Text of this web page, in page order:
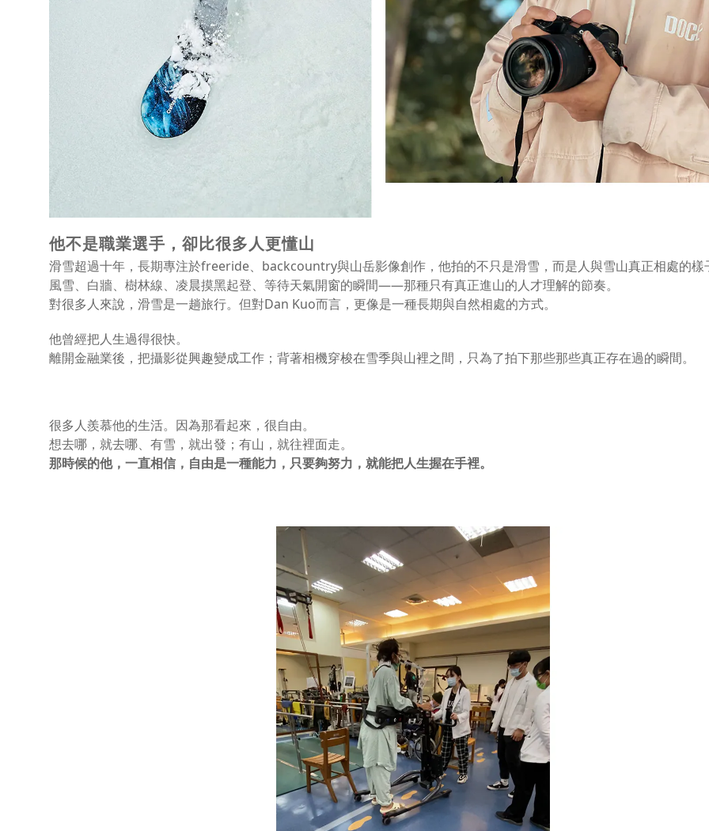
他不是職業選手，卻比很多人更懂山
滑雪超過十年，長期專注於freeride、backcountry與山岳影像創作，他拍的不只是滑雪，而是人與雪山真正相處的樣
風雪、白牆、樹林線、凌晨摸黑起登、等待天氣開窗的瞬間——那種只有真正進山的人才理解的節奏。
對很多人來說，滑雪是一趟旅行。但對Dan Kuo而言，更像是一種長期與自然相處的方式。
他曾經把人生過得很快。
離開金融業後，把攝影從興趣變成工作；背著相機穿梭在雪季與山裡之間，只為了拍下那些那些真正存在過的瞬間。
很多人羨慕他的生活。因為那看起來，很自由。
想去哪，就去哪、有雪，就出發；有山，就往裡面走。
那時候的他，一直相信，自由是一種能力，只要夠努力，就能把人生握在手裡。